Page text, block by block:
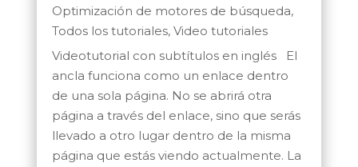
Optimización de motores de búsqueda,
Todos los tutoriales, Video tutoriales
Videotutorial con subtítulos en inglés El
ancla funciona como un enlace dentro
de una sola página. No se abrirá otra
página a través del enlace, sino que serás
llevado a otro lugar dentro de la misma
página que estás viendo actualmente. La